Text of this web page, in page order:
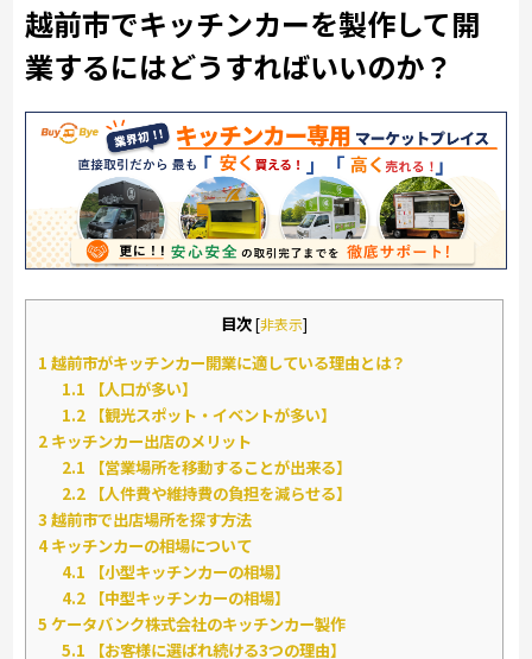
越前市でキッチンカーを製作して開
業するにはどうすればいいのか？
目次[非表示]
1 越前市がキッチンカー開業に適している理由とは？
1.1 【人口が多い】
1.2 【観光スポット・イベントが多い】
2 キッチンカー出店のメリット
2.1 【営業場所を移動することが出来る】
2.2 【人件費や維持費の負担を減らせる】
3 越前市で出店場所を探す方法
4キッチンカーの相場について
4.1 【小型キッチンカーの相場】
4.2 【中型キッチンカーの相場】
5 ケータバンク株式会社のキッチンカー製作
5.1 【お客様に選ばれ続ける3つの理由】